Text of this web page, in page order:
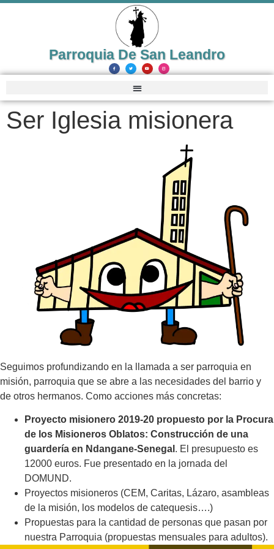
Parroquia De San Leandro
Ser Iglesia misionera
Seguimos profundizando en la llamada a ser parroquia en
misión, parroquia que se abre a las necesidades del barrio y
de otros hermanos. Como acciones más concretas:
Proyecto misionero 2019-20 propuesto por la Procura
de los Misioneros Oblatos: Construcción de una
guardería en Ndangane-Senegal . El presupuesto es
12000 euros. Fue presentado en la jornada del
DOMUND.
Proyectos misioneros (CEM, Caritas, Lázaro, asambleas
de la misión, los modelos de catequesis….)
Propuestas para la cantidad de personas que pasan por
nuestra Parroquia (propuestas mensuales para adultos).